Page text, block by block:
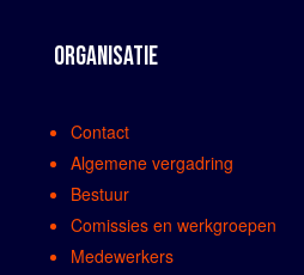
ORGANISATIE
Contact
Algemene vergadring
Bestuur
Comissies en werkgroepen
Medewerkers